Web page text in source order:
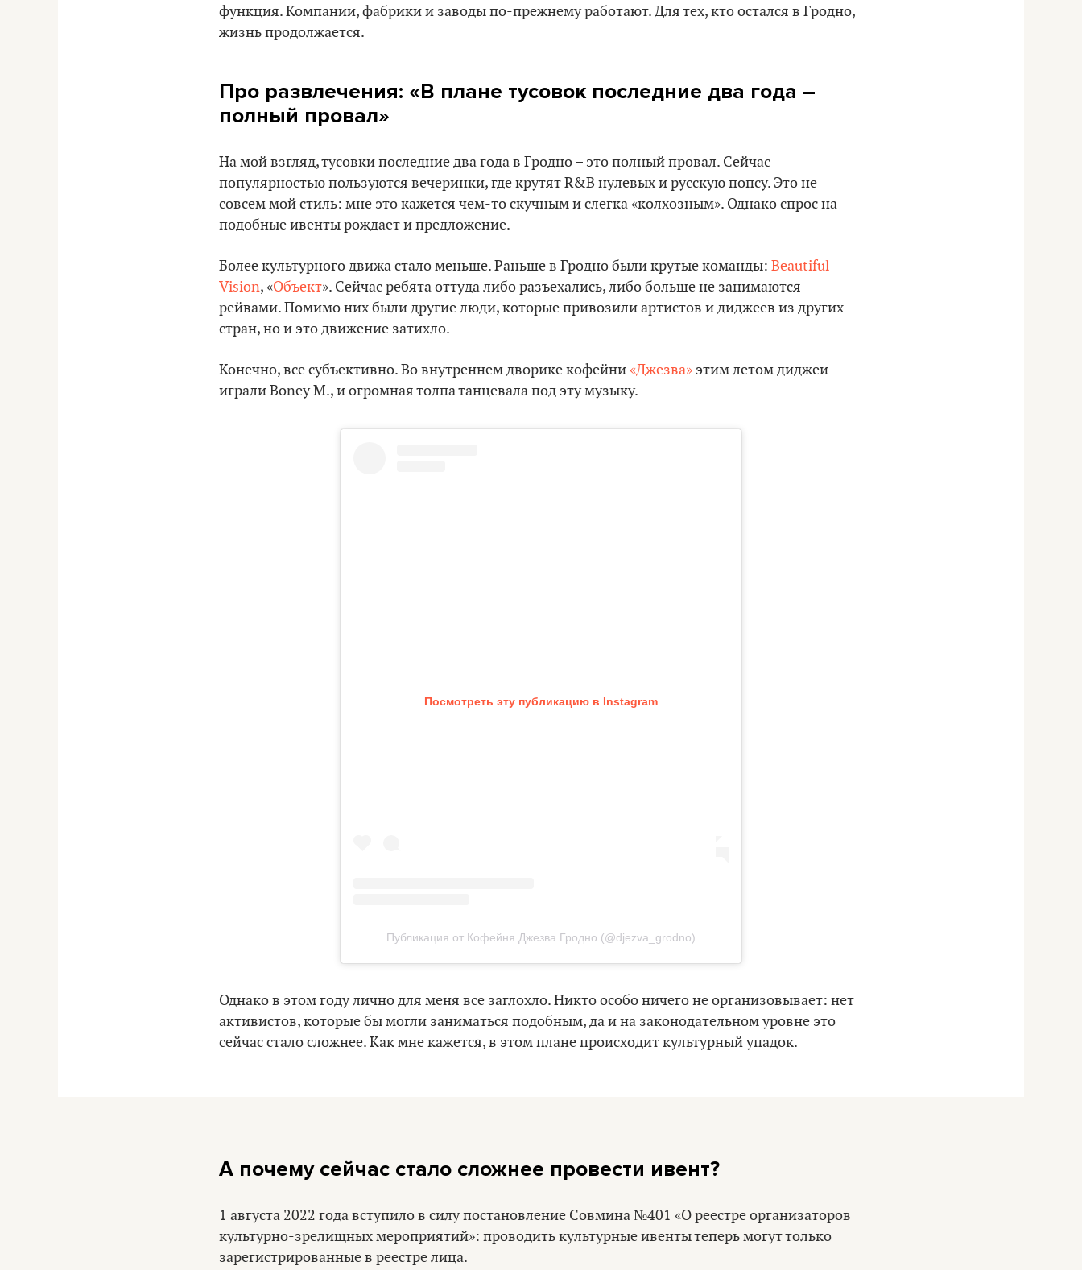
функция. Компании, фабрики и заводы по-прежнему работают. Для тех, кто остался в Гродно,
жизнь продолжается.
Про развлечения: «В плане тусовок последние два года –
полный провал»
На мой взгляд, тусовки последние два года в Гродно – это полный провал. Сейчас
популярностью пользуются вечеринки, где крутят R&B нулевых и русскую попсу. Это не
совсем мой стиль: мне это кажется чем-то скучным и слегка «колхозным». Однако спрос на
подобные ивенты рождает и предложение.
Более культурного движа стало меньше. Раньше в Гродно были крутые команды: Beautiful
Vision, «Объект». Сейчас ребята оттуда либо разъехались, либо больше не занимаются
рейвами. Помимо них были другие люди, которые привозили артистов и диджеев из других
стран, но и это движение затихло.
Конечно, все субъективно. Во внутреннем дворике кофейни«Джезва» этим летом диджеи
играли Boney M., и огромная толпа танцевала под эту музыку.
Посмотреть эту публикацию в Instagram
Публикация от Кофейня Джезва Гродно (@djezva_grodno)
Однако в этом году лично для меня все заглохло. Никто особо ничего не организовывает: нет
активистов, которые бы могли заниматься подобным, да и на законодательном уровне это
сейчас стало сложнее. Как мне кажется, в этом плане происходит культурный упадок.
А почему сейчас стало сложнее провести ивент?
1 августа 2022 года вступило в силу постановление Совмина №401 «О реестре организаторов
культурно-зрелищных мероприятий»: проводить культурные ивенты теперь могут только
зарегистрированные в реестре лица.